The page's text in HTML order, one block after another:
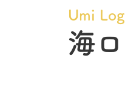
Umi
海